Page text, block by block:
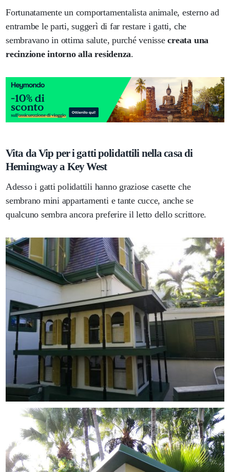
Fortunatamente un comportamentalista animale, esterno ad
entrambe le parti, suggerì di far restare i gatti, che
sembravano in ottima salute, purché venissecreata una
recinzione intorno alla residenza.
Vita da Vip per i gatti polidattili nella casa di
Hemingway a Key West
Adesso i gatti polidattili hanno graziose casette che
sembrano mini appartamenti e tante cucce, anche se
qualcuno sembra ancora preferire il letto dello scrittore.